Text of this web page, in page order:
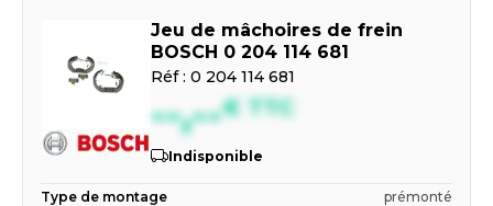
Jeu de mâchoires de frein
BOSCH 0 204 114 681
Réf : 0 204 114 681
--,--€ TTC
Indisponible
Type de montage
prémonté